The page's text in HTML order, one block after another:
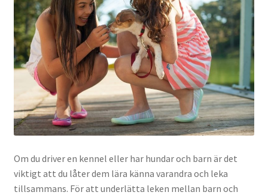
Om du driver en kennel eller har hundar och barn är det
viktigt att du låter dem lära känna varandra och leka
tillsammans. För att underlätta leken mellan barn och